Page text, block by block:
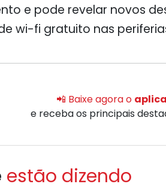
e pode revelar novos
wi-fi gratuito nas
📲 Baixe agora o
e receba os principais
estão dizendo